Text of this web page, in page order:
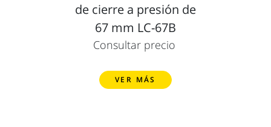
de cierre a presión de
67 mm LC-67B
Consultar precio
VER MÁS